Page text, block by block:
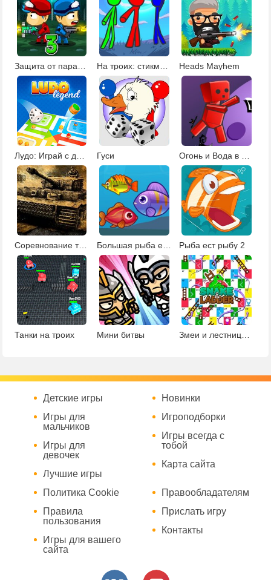
Защита от парада зомби 3 На троих: стикмены на фруктовом острове 2 Heads Mayhem
Лудо: Играй с друзьями Гуси Огонь и Вода в мире зомби 2
Соревнование танков на троих Большая рыба ест маленькую 2 Рыба ест рыбу 2
Танки на троих Мини битвы Змеи и лестницы на 4
Детские игры
Игры для
мальчиков
Игры для
девочек
Лучшие игры
Новинки
Игроподборки
Игры всегда с
тобой
Карта сайта
Политика Cookie
Правила
пользования
Игры для вашего
сайта
Правообладателям
Прислать игру
Контакты